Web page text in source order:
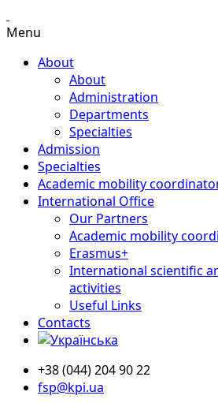
Menu
About
About
Administration
Departments
Specialties
Admission
Specialties
Academic mobility
International Office
Our Partners
Academic mobility
Erasmus+
International scientific
activities
Useful Links
Contacts
+38 (044) 204 90 22
fsp@kpi.ua